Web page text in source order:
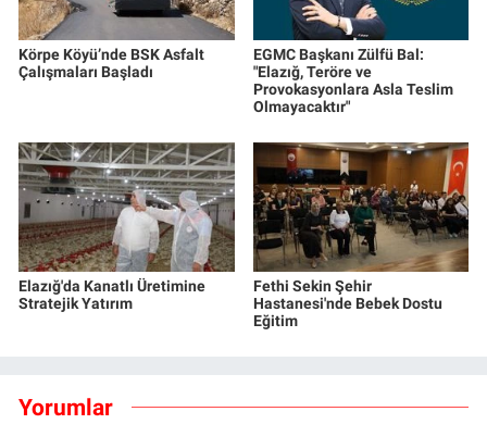
Körpe Köyü’nde BSK Asfalt
Çalışmaları Başladı
EGMC Başkanı Zülfü Bal:
"Elazığ, Teröre ve
Provokasyonlara Asla Teslim
Olmayacaktır"
Elazığ'da Kanatlı Üretimine
Stratejik Yatırım
Fethi Sekin Şehir
Hastanesi'nde Bebek Dostu
Eğitim
Yorumlar